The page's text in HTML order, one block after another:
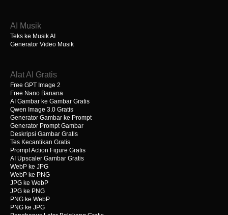
AI Musik
Teks ke Musik AI
Generator Video Musik
Alat AI Gratis
Free GPT Image 2
Free Nano Banana
AI Gambar ke Gambar Gratis
Qwen Image 3.0 Gratis
Generator Gambar ke Prompt
Generator Prompt Gambar
Deskripsi Gambar Gratis
Tes Kecantikan Gratis
Prompt Action Figure Gratis
AI Upscaler Gambar Gratis
WebP ke JPG
WebP ke PNG
JPG ke WebP
JPG ke PNG
PNG ke WebP
PNG ke JPG